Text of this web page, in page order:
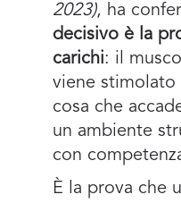
2023), ha
decisivo è la
carichi: il
viene
cosa che
un ambiente
con
È la prova che